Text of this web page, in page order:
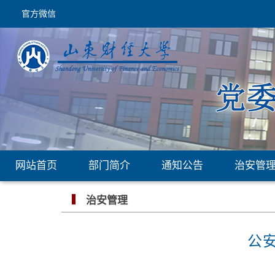
官方微信
网站首页 部门简介 通知公告 治安管
治安管理
公